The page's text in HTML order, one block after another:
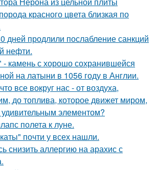
красного цвета близкая по
продлили послабление санкций
нефти.
камень с хорошо сохранившейся
на латыни в 1056 году в Англии.
все вокруг нас - от воздуха,
до топлива, которое движет миром,
элементом?
полета к луне.
почти у всех нашли.
снизить аллергию на арахис с